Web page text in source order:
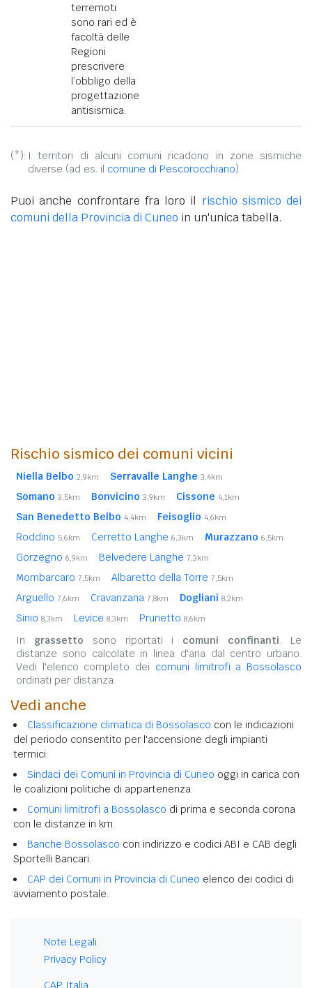
terremoti
sono rari ed è
facoltà delle
Regioni
prescrivere
l’obbligo della
progettazione
antisismica.
(*): I territori di alcuni comuni ricadono in zone sismiche
diverse (ad es. il comune di Pescorocchiano).
Puoi anche confrontare fra loro il rischio sismico dei
comuni della Provincia di Cuneo in un'unica tabella.
Rischio sismico dei comuni vicini
Niella Belbo 2,9km Serravalle Langhe 3,4km
Somano 3,5km Bonvicino 3,9km Cissone 4,1km
San Benedetto Belbo 4,4km Feisoglio 4,6km
Roddino 5,6km Cerretto Langhe 6,3km Murazzano 6,5km
Gorzegno 6,9km Belvedere Langhe 7,3km
Mombarcaro 7,5km Albaretto della Torre 7,5km
Arguello 7,6km Cravanzana 7,8km Dogliani 8,2km
Sinio 8,3km Levice 8,3km Prunetto 8,6km
In grassetto sono riportati i comuni confinanti. Le
distanze sono calcolate in linea d'aria dal centro urbano.
Vedi l'elenco completo dei comuni limitrofi a Bossolasco
ordinati per distanza.
Vedi anche
Classificazione climatica di Bossolasco con le indicazioni
del periodo consentito per l'accensione degli impianti
termici.
Sindaci dei Comuni in Provincia di Cuneo oggi in carica con
le coalizioni politiche di appartenenza.
Comuni limitrofi a Bossolasco di prima e seconda corona
con le distanze in km.
Banche Bossolasco con indirizzo e codici ABI e CAB degli
Sportelli Bancari.
CAP dei Comuni in Provincia di Cuneo elenco dei codici di
avviamento postale.
Note Legali
Privacy Policy
CAP Italia